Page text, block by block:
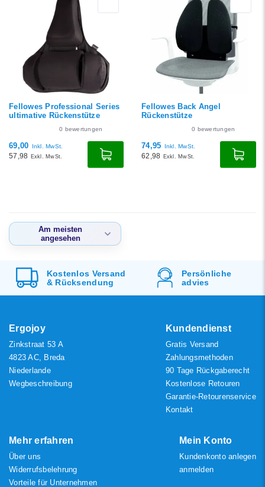
Fellowes Professional Series
ultimative Rückenstütze
0 bewertungen
69,00 Inkl. MwSt.
57,98 Exkl. MwSt.
Fellowes Back Angel
Rückenstütze
0 bewertungen
74,95 Inkl. MwSt.
62,98 Exkl. MwSt.
Am meisten
angesehen
Am meisten
angesehen
Niedrigster Preis
Höchster Preis
Kostenlos Versand
& Rücksendung
Persönliche
advies
Ergojoy
Zinkstraat 53 A
4823 AC, Breda
Niederlande
Wegbeschreibung
Kundendienst
Gratis Versand
Zahlungsmethoden
90 Tage Rückgaberecht
Kostenlose Retouren
Garantie-Retourenservice
Kontakt
Mehr erfahren
Über uns
Widerrufsbelehrung
Vorteile für Unternehmen
Mein Konto
Kundenkonto anlegen
anmelden